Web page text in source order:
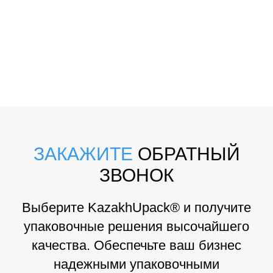
ЗАКАЖИТЕ ОБРАТНЫЙ
ЗВОНОК
Выберите KazakhUpack® и получите
упаковочные решения высочайшего
качества. Обеспечьте ваш бизнес
надежными упаковочными